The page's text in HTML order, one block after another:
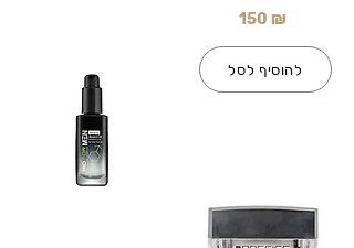
150 ₪
להוסיף לסל